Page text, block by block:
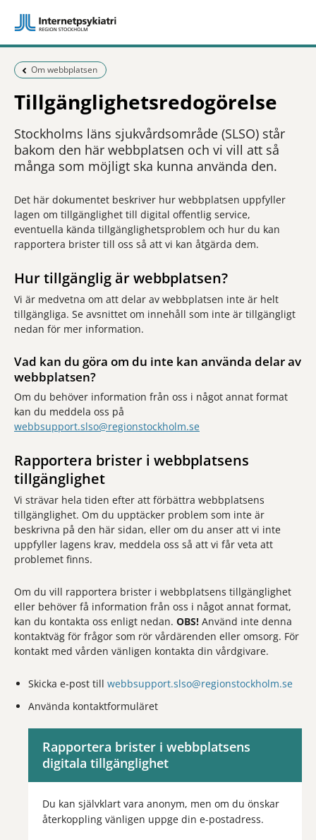
Föregående sida:
Om webbplatsen
Tillgänglighetsredogörelse
Stockholms läns sjukvårdsområde (SLSO) står
bakom den här webbplatsen och vi vill att så
många som möjligt ska kunna använda den.
Det här dokumentet beskriver hur webbplatsen uppfyller
lagen om tillgänglighet till digital offentlig service,
eventuella kända tillgänglighetsproblem och hur du kan
rapportera brister till oss så att vi kan åtgärda dem.
Hur tillgänglig är webbplatsen?
Vi är medvetna om att delar av webbplatsen inte är helt
tillgängliga. Se avsnittet om innehåll som inte är tillgängligt
nedan för mer information.
Vad kan du göra om du inte kan använda delar av
webbplatsen?
Om du behöver information från oss i något annat format
kan du meddela oss på
webbsupport.slso@regionstockholm.se
Rapportera brister i webbplatsens
tillgänglighet
Vi strävar hela tiden efter att förbättra webbplatsens
tillgänglighet. Om du upptäcker problem som inte är
beskrivna på den här sidan, eller om du anser att vi inte
uppfyller lagens krav, meddela oss så att vi får veta att
problemet finns.
Om du vill rapportera brister i webbplatsens tillgänglighet
eller behöver få information från oss i något annat format,
kan du kontakta oss enligt nedan. OBS! Använd inte denna
kontaktväg för frågor som rör vårdärenden eller omsorg. För
kontakt med vården vänligen kontakta din vårdgivare.
Skicka e-post till webbsupport.slso@regionstockholm.se
Använda kontaktformuläret
Rapportera brister i webbplatsens
digitala tillgänglighet
Du kan självklart vara anonym, men om du önskar
återkoppling vänligen uppge din e-postadress.